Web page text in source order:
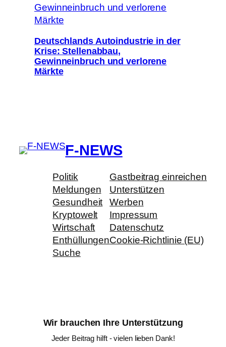
Deutschlands Autoindustrie in der
Krise: Stellenabbau,
Gewinneinbruch und verlorene
Märkte
F-NEWS
Politik
Meldungen
Gesundheit
Kryptowelt
Wirtschaft
Enthüllungen
Suche
Gastbeitrag einreichen
Unterstützen
Werben
Impressum
Datenschutz
Cookie-Richtlinie (EU)
Wir brauchen Ihre Unterstützung
Jeder Beitrag hilft - vielen lieben Dank!